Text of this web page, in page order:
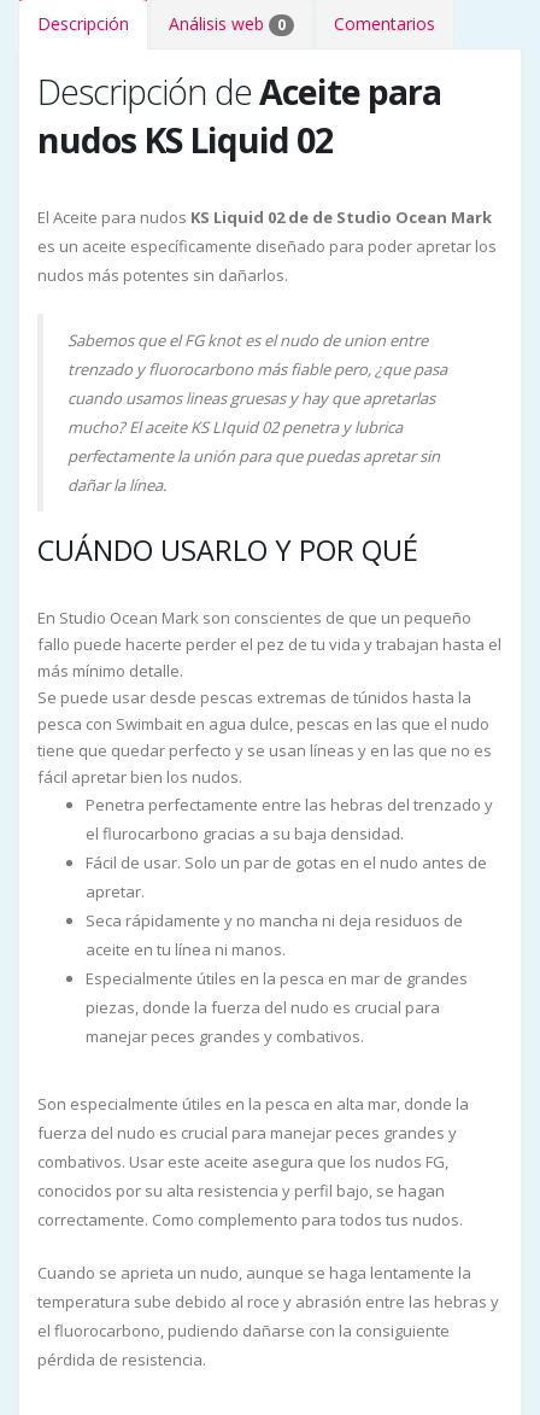
Descripción Análisis web 0 Comentarios
Descripción deAceite para
nudos KS Liquid 02
El Aceite para nudos KS Liquid 02 de de Studio Ocean Mark
es un aceite específicamente diseñado para poder apretar los
nudos más potentes sin dañarlos.
Sabemos que el FG knot es el nudo de union entre
trenzado y fluorocarbono más fiable pero, ¿que pasa
cuando usamos lineas gruesas y hay que apretarlas
mucho? El aceite KS LIquid 02 penetra y lubrica
perfectamente la unión para que puedas apretar sin
dañar la línea.
CUÁNDO USARLO Y POR QUÉ
En Studio Ocean Mark son conscientes de que un pequeño
fallo puede hacerte perder el pez de tu vida y trabajan hasta el
más mínimo detalle.
Se puede usar desde pescas extremas de túnidos hasta la
pesca con Swimbait en agua dulce, pescas en las que el nudo
tiene que quedar perfecto y se usan líneas y en las que no es
fácil apretar bien los nudos.
Penetra perfectamente entre las hebras del trenzado y
el flurocarbono gracias a su baja densidad.
Fácil de usar. Solo un par de gotas en el nudo antes de
apretar.
Seca rápidamente y no mancha ni deja residuos de
aceite en tu línea ni manos.
Especialmente útiles en la pesca en mar de grandes
piezas, donde la fuerza del nudo es crucial para
manejar peces grandes y combativos.
Son especialmente útiles en la pesca en alta mar, donde la
fuerza del nudo es crucial para manejar peces grandes y
combativos. Usar este aceite asegura que los nudos FG,
conocidos por su alta resistencia y perfil bajo, se hagan
correctamente. Como complemento para todos tus nudos.
Cuando se aprieta un nudo, aunque se haga lentamente la
temperatura sube debido al roce y abrasión entre las hebras y
el fluorocarbono, pudiendo dañarse con la consiguiente
pérdida de resistencia.